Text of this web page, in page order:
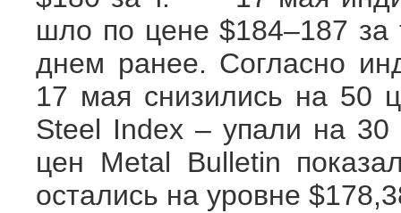
шло по цене $184–187 за
днем ранее. Согласно
17 мая снизились на 50
Steel Index – упали на 30
цен Metal Bulletin
остались на уровне